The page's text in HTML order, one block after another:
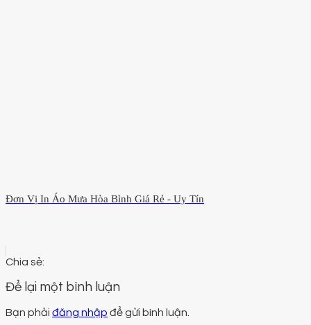
Đơn Vị In Áo Mưa Hòa Bình Giá Rẻ - Uy Tín
Để lại một bình luận
Bạn phải đăng nhập để gửi bình luận.